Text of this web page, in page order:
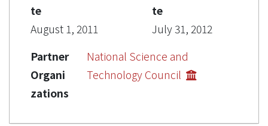
te
August 1, 2011
te
July 31, 2012
Partner
Organi
zations
National Science and
Technology Council